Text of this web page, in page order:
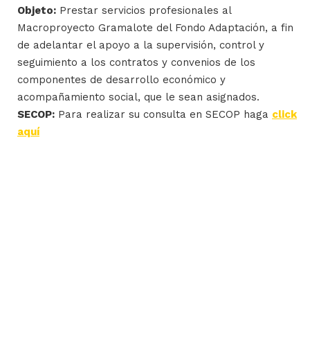
Objeto: Prestar servicios profesionales al
Macroproyecto Gramalote del Fondo Adaptación, a fin
de adelantar el apoyo a la supervisión, control y
seguimiento a los contratos y convenios de los
componentes de desarrollo económico y
acompañamiento social, que le sean asignados.
SECOP: Para realizar su consulta en SECOP haga click
aquí